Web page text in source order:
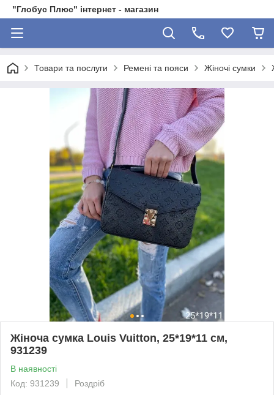
"Глобус Плюс" інтернет - магазин
Товари та послуги Ремені та пояси Жіночі сумки
Жіноча сумка Louis Vuitton, 25*19*11 см,
931239
В наявності
Код: 931239
Роздріб